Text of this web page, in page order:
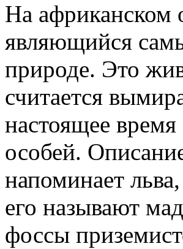
На африканском
являющийся
природе. Это
считается
настоящее
особей.
напоминает
его называют
фоссы